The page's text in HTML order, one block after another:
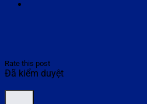
Rate this post
Đã kiểm duyệt